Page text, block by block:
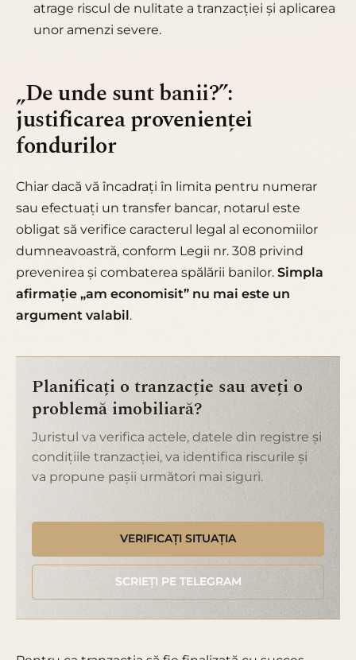
atrage riscul de nulitate a tranzacției și aplicarea
unor amenzi severe.
„De unde sunt banii?”:
justificarea provenienței
fondurilor
Chiar dacă vă încadrați în limita pentru numerar
sau efectuați un transfer bancar, notarul este
obligat să verifice caracterul legal al economiilor
dumneavoastră, conform Legii nr. 308 privind
prevenirea și combaterea spălării banilor. Simpla
afirmație „am economisit” nu mai este un
argument valabil.
Planificați o tranzacție sau aveți o
problemă imobiliară?
Juristul va verifica actele, datele din registre și
condițiile tranzacției, va identifica riscurile și
va propune pașii următori mai siguri.
VERIFICAȚI SITUAȚIA
SCRIEȚI PE TELEGRAM